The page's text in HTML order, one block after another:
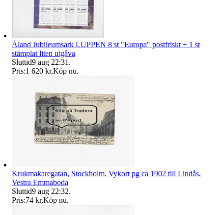
Åland Jubileumsark LUPPEN 8 st "Europa" postfriskt + 1 st
stämplat liten utgåva
Sluttid9 aug 22:31 .
Pris:1 620 kr,Köp nu.
Krukmakaregatan, Stockholm. Vykort pg ca 1902 till Lindås,
Vestra Emmaboda
Sluttid9 aug 22:32.
Pris:74 kr,Köp nu.